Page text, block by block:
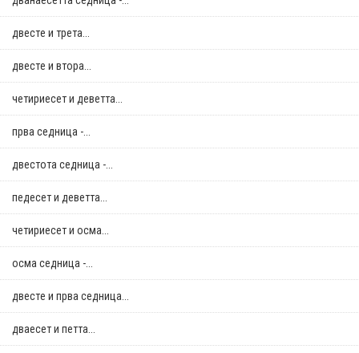
двестe и трета...
двестe и втора...
четириесет и деветта...
прва седница -...
двестота седница -...
педесет и деветта...
четириесет и осма...
осма седница -...
двестe и прва седница...
дваесет и петта...